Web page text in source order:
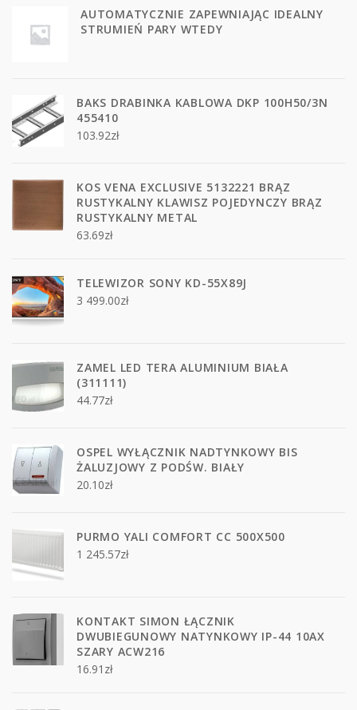
AUTOMATYCZNIE ZAPEWNIAJĄC IDEALNY
STRUMIEŃ PARY WTEDY
BAKS DRABINKA KABLOWA DKP 100H50/3N
455410
103.92zł
KOS VENA EXCLUSIVE 5132221 BRĄZ
RUSTYKALNY KLAWISZ POJEDYNCZY BRĄZ
RUSTYKALNY METAL
63.69zł
TELEWIZOR SONY KD-55X89J
3 499.00zł
ZAMEL LED TERA ALUMINIUM BIAŁA
(311111)
44.77zł
OSPEL WYŁĄCZNIK NADTYNKOWY BIS
ŻALUZJOWY Z PODŚW. BIAŁY
20.10zł
PURMO YALI COMFORT CC 500X500
1 245.57zł
KONTAKT SIMON ŁĄCZNIK
DWUBIEGUNOWY NATYNKOWY IP-44 10AX
SZARY ACW216
16.91 zł